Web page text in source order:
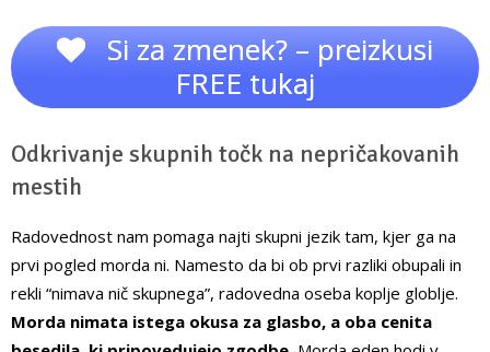
Si za zmenek? – preizkusi
FREE tukaj
Odkrivanje skupnih točk na nepričakovanih
mestih
Radovednost nam pomaga najti skupni jezik tam, kjer ga na
prvi pogled morda ni. Namesto da bi ob prvi razliki obupali in
rekli “nimava nič skupnega”, radovedna oseba koplje globlje.
Morda nimata istega okusa za glasbo, a oba cenita